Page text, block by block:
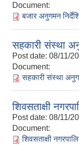
Document:
बजार अनुगमन
सहकारी संस्था
Post date: 08/11/
Document:
सहकारी संस्था
शिवसताक्षी
Post date: 08/11/
Document:
शिवसताक्षी